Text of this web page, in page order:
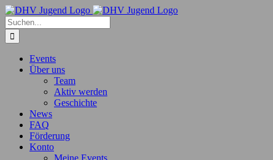
Zum
Inhalt
springen
Suche
nach:
Events
Über uns
Team
Aktiv werden
Geschichte
News
FAQ
Förderung
Konto
Meine Events